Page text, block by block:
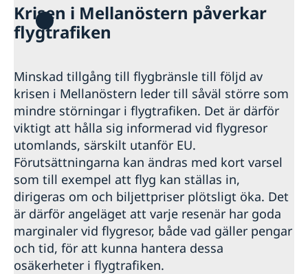
Krisen i Mellanöstern påverkar
flygtrafiken
Minskad tillgång till flygbränsle till följd av
krisen i Mellanöstern leder till såväl större som
mindre störningar i flygtrafiken. Det är därför
viktigt att hålla sig informerad vid flygresor
utomlands, särskilt utanför EU.
Förutsättningarna kan ändras med kort varsel
som till exempel att flyg kan ställas in,
dirigeras om och biljettpriser plötsligt öka. Det
är därför angeläget att varje resenär har goda
marginaler vid flygresor, både vad gäller pengar
och tid, för att kunna hantera dessa
osäkerheter i flygtrafiken.